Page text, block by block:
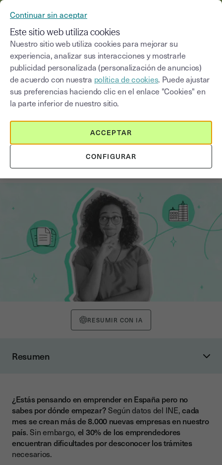
Blog
Seleccionar una categoría Saisissez un terme
Trámites necesarios para abrir una
empresa en España
RESUMIR CON IA
Resumen
Sociedad de Responsabilidad Limitada (SL)
Sociedad Anónima (SA)
Otras formas: cooperativas, comunidades de bienes…
Ventajas y desventajas de la Forma Jurídica
¿Estás pensando en emprender en España pero no
sabes por dónde empezar?Según datos del INE,cada
mes se crean más de 8.000 nuevas empresas en nuestro
país. Sin embargo, el 30% de los emprendedores
encuentran dificultades por desconocer los trámites
necesarios.
Continuar sin aceptar
Este sitio web utiliza cookies
Nuestro sitio web utiliza cookies para mejorar su
experiencia, analizar sus interacciones y mostrarle
publicidad personalizada (personalización de anuncios)
de acuerdo con nuestra política de cookies. Puede ajustar
sus preferencias haciendo clic en el enlace "Cookies" en
la parte inferior de nuestro sitio.
CONFIGURAR
ACCEPTAR